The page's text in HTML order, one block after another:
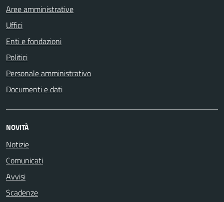
Aree amministrative
Uffici
Enti e fondazioni
Politici
Personale amministrativo
Documenti e dati
NOVITÀ
Notizie
Comunicati
Avvisi
Scadenze